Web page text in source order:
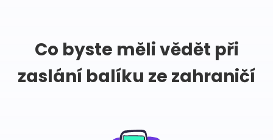
Co byste měli vědět při
zaslání balíku ze zahraničí